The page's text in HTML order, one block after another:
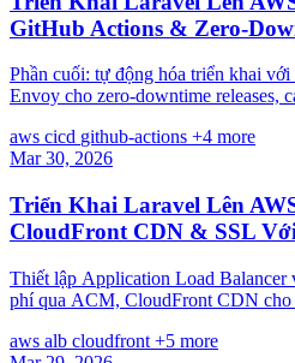
GitHub Actions & Zero-
Phần cuối: tự động hóa triển khai
Envoy cho zero-downtime releases,
aws cicd github-actions +4 more
Mar 30, 2026
Triển Khai Laravel Lên
CloudFront CDN & SSL
Thiết lập Application Load Balancer
phí qua ACM, CloudFront CDN cho
aws alb cloudfront +5 more